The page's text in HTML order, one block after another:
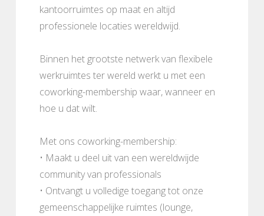
kantoorruimtes op maat en altijd
professionele locaties wereldwijd.
Binnen het grootste netwerk van flexibele
werkruimtes ter wereld werkt u met een
coworking-membership waar, wanneer en
hoe u dat wilt.
Met ons coworking-membership:
• Maakt u deel uit van een wereldwijde
community van professionals
• Ontvangt u volledige toegang tot onze
gemeenschappelijke ruimtes (lounge,